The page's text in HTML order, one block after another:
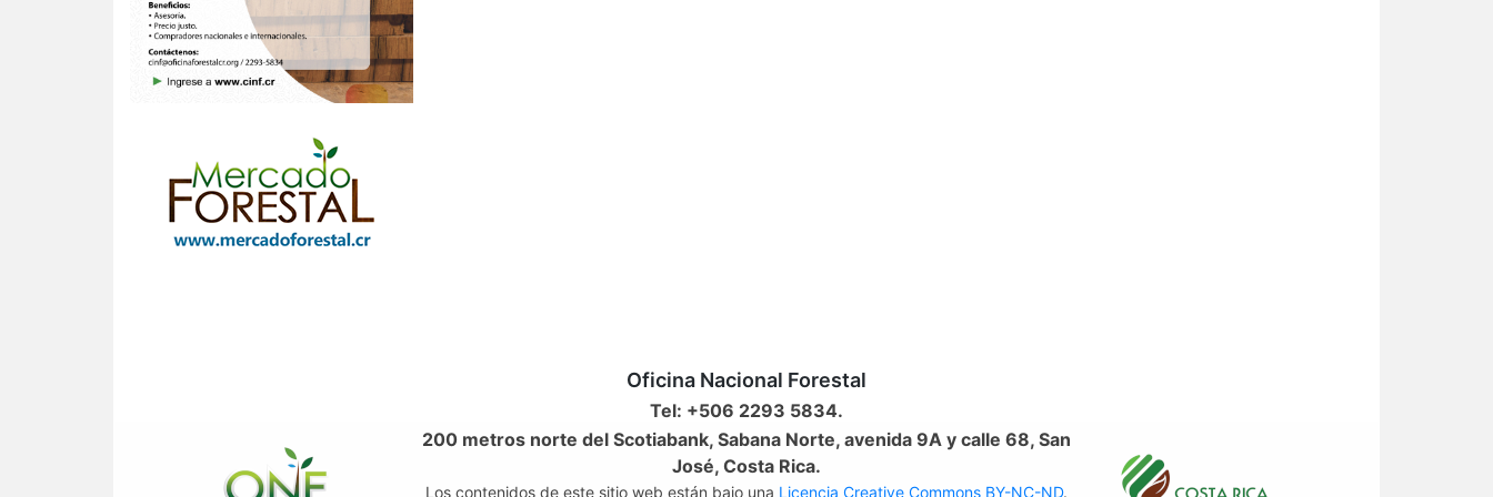
Oficina Nacional Forestal
Tel: +506 2293 5834.
200 metros norte del Scotiabank, Sabana Norte, avenida 9A y calle 68, San
José, Costa Rica.
Los contenidos de este sitio web están bajo una Licencia Creative Commons BY-NC-ND.